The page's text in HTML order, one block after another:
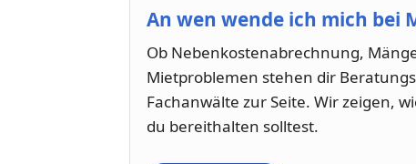
An wen wende ich mich bei
Ob Nebenkostenabrechnung,
Mietproblemen stehen dir
Fachanwälte zur Seite. Wir zeigen,
du bereithalten solltest.